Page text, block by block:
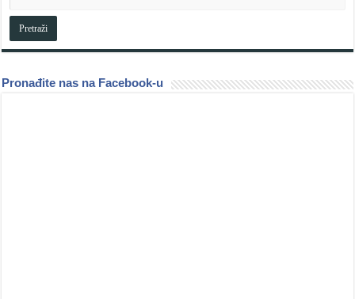
Pronađite nas na Facebook-u